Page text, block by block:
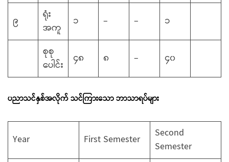
၉
ရုံး
အကူ
၁ – –
၁
စုစု
ပေါင်း
၄၈ ၈ – ၄၀
ပညာသင်နှစ်အလိုက် သင်ကြားသော ဘာသာရပ်များ
Year First Semester
Second
Semester